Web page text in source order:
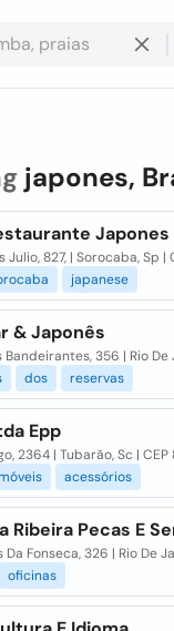
japones,
Japones
Julio, 827, | Sorocaba, Sp |
japanese
& Japonês
356 | Rio De
dos reservas
Epp
2364 | Tubarão, Sc | CEP
acessórios
Ribeira Pecas E
Da Fonseca, 326 | Rio De
oficinas